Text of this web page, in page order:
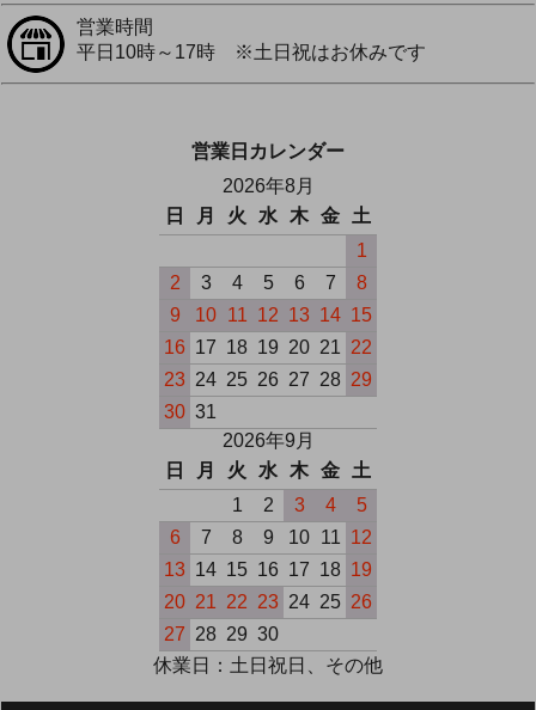
営業時間
平日10時～17時 ※土日祝はお休みです
営業日カレンダー
2026年8月
日
月 火 水 木 金
土
1
2
3 4 5 6 7
8
9
10 11 12 13 14 15
16 17 18 19 20 21 22
23 24 25 26 27 28 29
30 31
2026年9月
日
月 火 水 木 金
土
1
2 3 4
5
6
7 8 9 10 11 12
13 14 15 16 17 18 19
20 21 22 23 24 25 26
27 28 29 30
休業日：土日祝日、その他